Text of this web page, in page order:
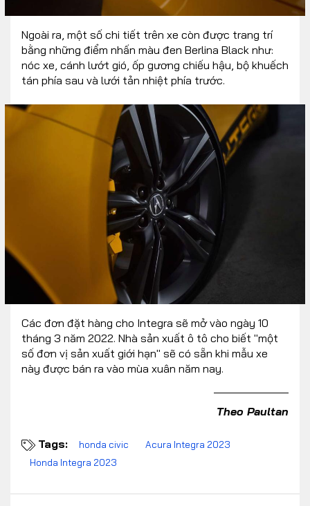
Ngoài ra, một số chi tiết trên xe còn được trang trí
bằng những điểm nhấn màu đen Berlina Black như:
nóc xe, cánh lướt gió, ốp gương chiếu hậu, bộ khuếch
tán phía sau và lưới tản nhiệt phía trước.
Các đơn đặt hàng cho Integra sẽ mở vào ngày 10
tháng 3 năm 2022. Nhà sản xuất ô tô cho biết "một
số đơn vị sản xuất giới hạn" sẽ có sẵn khi mẫu xe
này được bán ra vào mùa xuân năm nay.
Theo Paultan
Tags: honda civic
Acura Integra 2023
Honda Integra 2023